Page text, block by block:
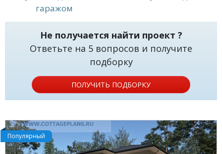
гаражом
Не получается найти проект ?
Ответьте на 5 вопросов и получите
подборку
ПОЛУЧИТЬ ПОДБОРКУ
Популярный